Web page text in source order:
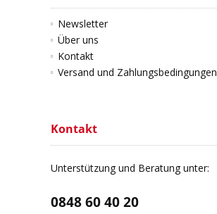
Newsletter
Über uns
Kontakt
Versand und Zahlungsbedingungen
Kontakt
Unterstützung und Beratung unter:
0848 60 40 20